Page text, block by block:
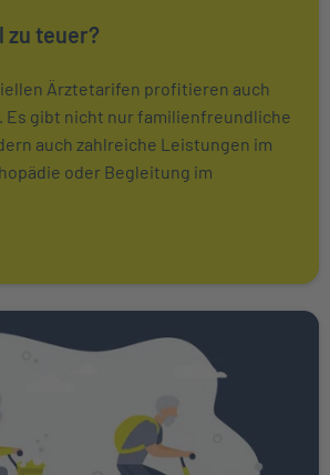
zu teuer?
Ärztetarifen profitieren auch
Es gibt nicht nur familienfreundliche
auch zahlreiche Leistungen im
oder Begleitung im